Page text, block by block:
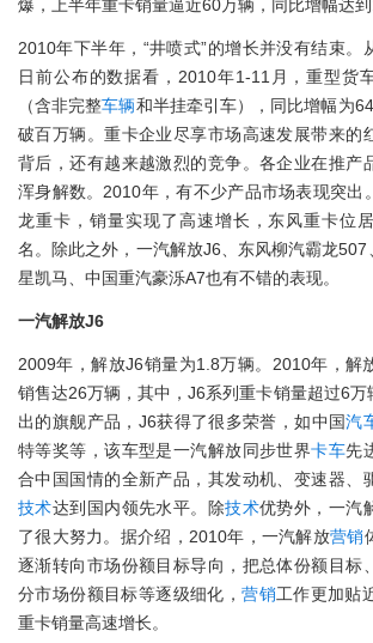
爆，上半年重卡销量逼近60万辆，同比增幅达到
2010年下半年，“井喷式”的增长并没有结束。
日前公布的数据看，2010年1-11月，重型货
（含非完整车辆和半挂牵引车），同比增幅为
破百万辆。重卡企业尽享市场高速发展带来的
背后，还有越来越激烈的竞争。各企业在推产
浑身解数。2010年，有不少产品市场表现突出
龙重卡，销量实现了高速增长，东风重卡位
名。除此之外，一汽解放J6、东风柳汽霸龙
星凯马、中国重汽豪泺A7也有不错的表现。
一汽解放J6
2009年，解放J6销量为1.8万辆。2010年，解
销售达26万辆，其中，J6系列重卡销量超过6万
出的旗舰产品，J6获得了很多荣誉，如中国汽
特等奖等，该车型是一汽解放同步世界卡车先
合中国国情的全新产品，其发动机、变速器、
技术达到国内领先水平。除技术优势外，一汽
了很大努力。据介绍，2010年，一汽解放营销
逐渐转向市场份额目标导向，把总体份额目标
分市场份额目标等逐级细化，营销工作更加贴
重卡销量高速增长。